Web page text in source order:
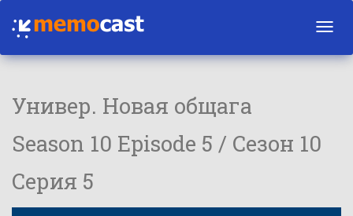
Универ. Новая общага
Season 10 Episode 5 / Сезон 10
Серия 5